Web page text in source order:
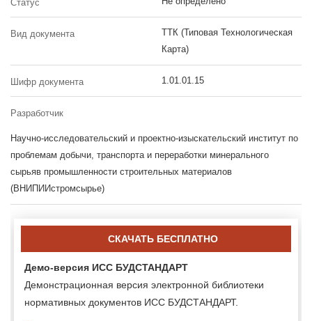
Статус
Вид документа
ТТК (Типовая Технологическая
Карта)
Шифр документа 1.01.01.15
Разработчик
Научно-исследовательский и проектно-изыскательский институт по
проблемам добычи, транспорта и переработки минерального
сырьяв промышленности строительных материалов
(ВНИПИИстромсырье)
СКАЧАТЬ БЕСПЛАТНО
Демо-версия ИСС БУДСТАНДАРТ
Демонстрационная версия электронной библиотеки
нормативных документов ИСС БУДСТАНДАРТ.